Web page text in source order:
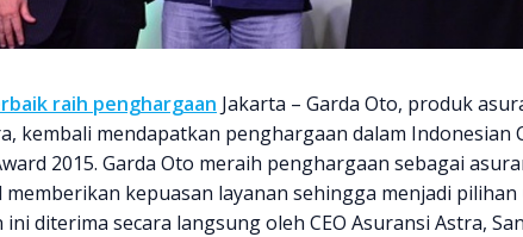
raih penghargaan Jakarta – Garda Oto, produk
kembali mendapatkan penghargaan dalam Indonesian
2015. Garda Oto meraih penghargaan sebagai
kepuasan layanan sehingga menjadi
diterima secara langsung oleh CEO Asuransi Astra,